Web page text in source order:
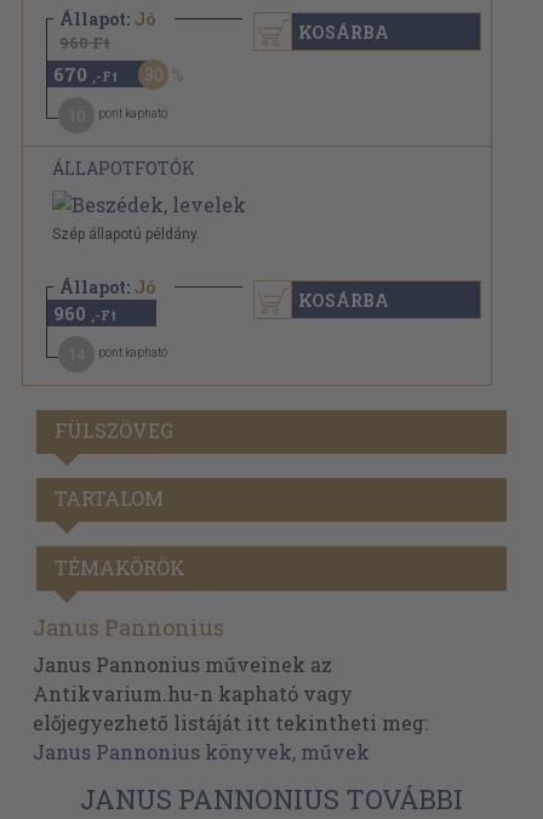
Állapot: Jó
960 Ft
670 ,-Ft 30
pont kapható
KOSÁRBA
ÁLLAPOTFOTÓK
Szép állapotú példány.
Állapot: Jó
960 ,-Ft
pont kapható
KOSÁRBA
FÜLSZÖVEG
TARTALOM
TÉMAKÖRÖK
Janus Pannonius
Janus Pannonius műveinek az
Antikvarium.hu-n kapható vagy
előjegyezhető listáját itt tekintheti meg:
Janus Pannonius könyvek, művek
JANUS PANNONIUS TOVÁBBI